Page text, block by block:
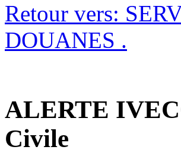
Retour vers:
DOUANES .
ALERTE
Civile